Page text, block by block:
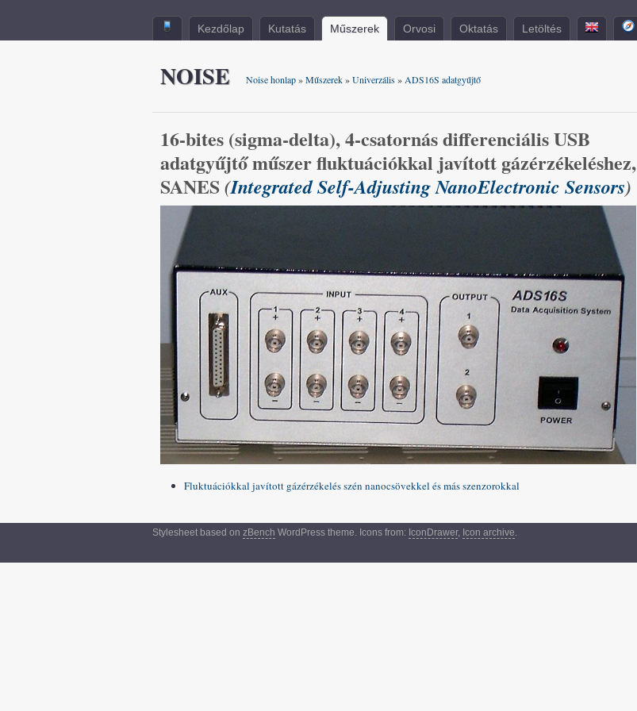
Kezdőlap Kutatás Műszerek Orvosi Oktatás Letöltés
NOISE Noise honlap»Műszerek»Univerzális» ADS16S adatgyűjtő
16-bites (sigma-delta), 4-csatornás differenciális USB
adatgyűjtő műszer fluktuációkkal javított gázérzékeléshez,
SANES(Integrated Self-Adjusting NanoElectronic Sensors)
Fluktuációkkal javított gázérzékelés szén nanocsövekkel és más szenzorokkal
Stylesheet based on zBench WordPress theme. Icons from: IconDrawer, Icon archive